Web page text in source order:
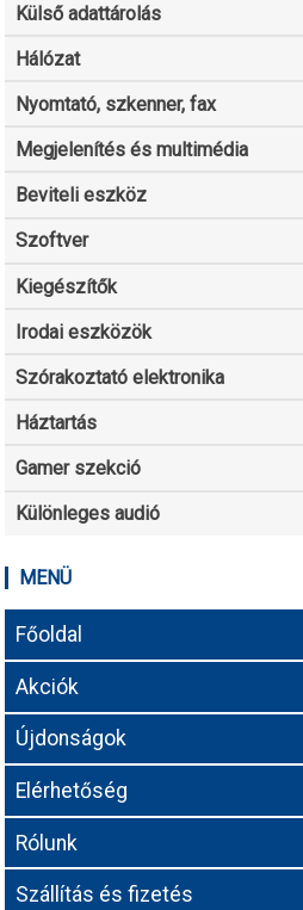
Külső adattárolás
Hálózat
Nyomtató, szkenner, fax
Megjelenítés és multimédia
Beviteli eszköz
Szoftver
Kiegészítők
Irodai eszközök
Szórakoztató elektronika
Háztartás
Gamer szekció
Különleges audió
MENÜ
Főoldal
Akciók
Újdonságok
Elérhetőség
Rólunk
Szállítás és fizetés